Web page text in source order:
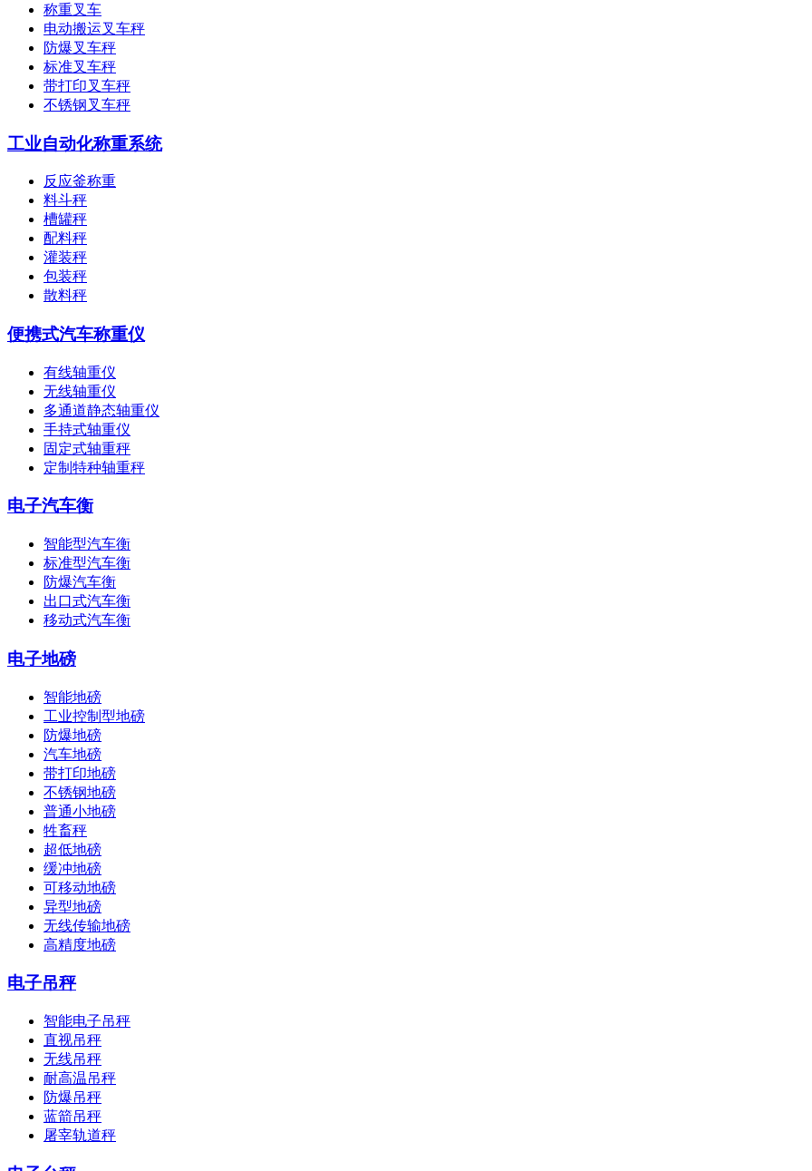
称重叉车
电动搬运叉车秤
防爆叉车秤
标准叉车秤
带打印叉车秤
不锈钢叉车秤
工业自动化称重系统
反应釜称重
料斗秤
槽罐秤
配料秤
灌装秤
包装秤
散料秤
便携式汽车称重仪
有线轴重仪
无线轴重仪
多通道静态轴重仪
手持式轴重仪
固定式轴重秤
定制特种轴重秤
电子汽车衡
智能型汽车衡
标准型汽车衡
防爆汽车衡
出口式汽车衡
移动式汽车衡
电子地磅
智能地磅
工业控制型地磅
防爆地磅
汽车地磅
带打印地磅
不锈钢地磅
普通小地磅
牲畜秤
超低地磅
缓冲地磅
可移动地磅
异型地磅
无线传输地磅
高精度地磅
电子吊秤
智能电子吊秤
直视吊秤
无线吊秤
耐高温吊秤
防爆吊秤
蓝箭吊秤
屠宰轨道秤